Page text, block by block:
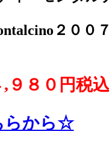
２００
８０円税
らから☆